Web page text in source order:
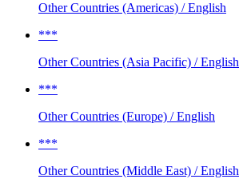
Other Countries (Americas) / English
***
Other Countries (Asia Pacific) / English
***
Other Countries (Europe) / English
***
Other Countries (Middle East) / English